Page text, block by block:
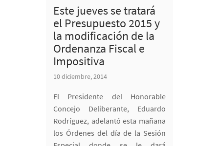
Este jueves se tratará
el Presupuesto 2015 y
la modificación de la
Ordenanza Fiscal e
Impositiva
10 diciembre, 2014
El Presidente del Honorable
Concejo Deliberante, Eduardo
Rodríguez, adelantó esta mañana
los Órdenes del día de la Sesión